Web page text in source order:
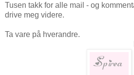
Tusen takk for alle mail - og
drive meg videre.
Ta vare på hverandre.